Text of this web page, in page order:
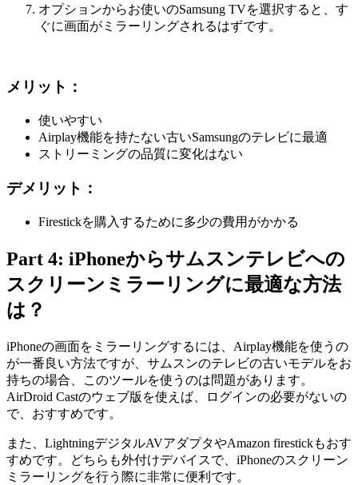
オプションからお使いのSamsung TVを選択すると、す
ぐに画面がミラーリングされるはずです。
メリット：
使いやすい
Airplay機能を持たない古いSamsungのテレビに最適
ストリーミングの品質に変化はない
デメリット：
Firestickを購入するために多少の費用がかかる
Part 4: iPhoneからサムスンテレビへの
スクリーンミラーリングに最適な方法
は？
iPhoneの画面をミラーリングするには、Airplay機能を使うの
が一番良い方法ですが、サムスンのテレビの古いモデルをお
持ちの場合、このツールを使うのは問題があります。
AirDroid Castのウェブ版を使えば、ログインの必要がないの
で、おすすめです。
また、LightningデジタルAVアダプタやAmazon firestickもおす
すめです。どちらも外付けデバイスで、iPhoneのスクリーン
ミラーリングを行う際に非常に便利です。